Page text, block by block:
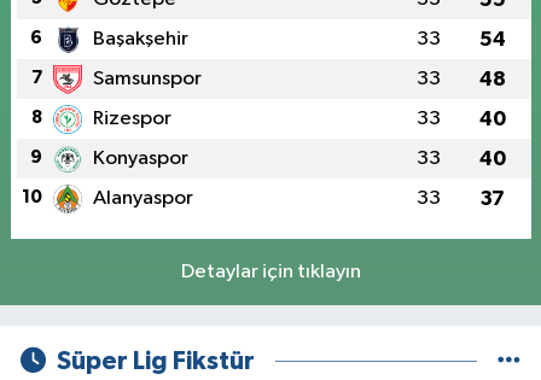
6 Başakşehir 33 54
7 Samsunspor 33 48
8 Rizespor 33 40
9 Konyaspor 33 40
10 Alanyaspor 33 37
Detaylar için tıklayın
Süper Lig Fikstür